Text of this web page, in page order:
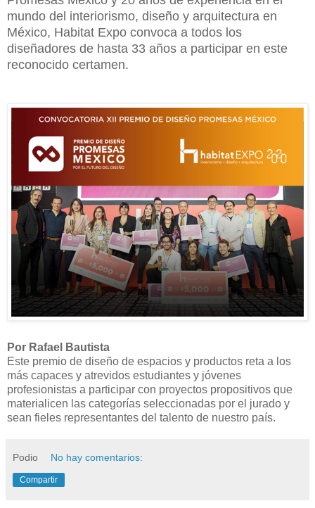
mundo del interiorismo, diseño y arquitectura en
México, Habitat Expo convoca a todos los
diseñadores de hasta 33 años a participar en este
reconocido certamen.
Por Rafael Bautista
Este premio de diseño de espacios y productos reta a los
más capaces y atrevidos estudiantes y jóvenes
profesionistas a participar con proyectos propositivos que
materialicen las categorías seleccionadas por el jurado y
sean fieles representantes del talento de nuestro país.
Podio No hay comentarios:
Compartir